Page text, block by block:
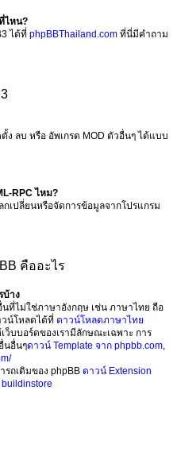
ไหน?
ได้ที่ phpBBThailand.com ที่นี่มีคำถาม
ลบ หรือ อัพเกรด MOD ตัวอื่นๆ ได้แบบ
RPC ไหม?
กเปลี่ยนหรือจัดการข้อมูลจากโปรแกรม
คืออะไร
บ้าง
ที่ไม่ใช่ภาษาอังกฤษ เช่น ภาษาไทย ถือ
วน์โหลดได้ที่ ดาวน์โหลดภาษาไทย
ว็บบอร์ดของเรามีลักษณะเฉพาะ การ
นอื่นๆดาวน์ Template จาก phpbb.com,
รถเดิมของ phpBB ดาวน์ Extension